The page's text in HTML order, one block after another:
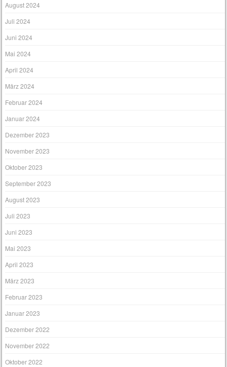
August 2024
Juli 2024
Juni 2024
Mai 2024
April 2024
März 2024
Februar 2024
Januar 2024
Dezember 2023
November 2023
Oktober 2023
September 2023
August 2023
Juli 2023
Juni 2023
Mai 2023
April 2023
März 2023
Februar 2023
Januar 2023
Dezember 2022
November 2022
Oktober 2022